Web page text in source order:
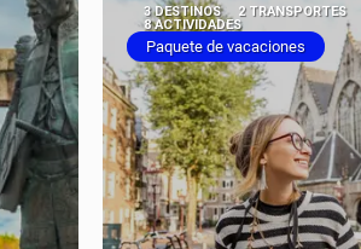
3 DESTINOS
2 TRANSPORTES
8 ACTIVIDADES
Paquete de vacaciones